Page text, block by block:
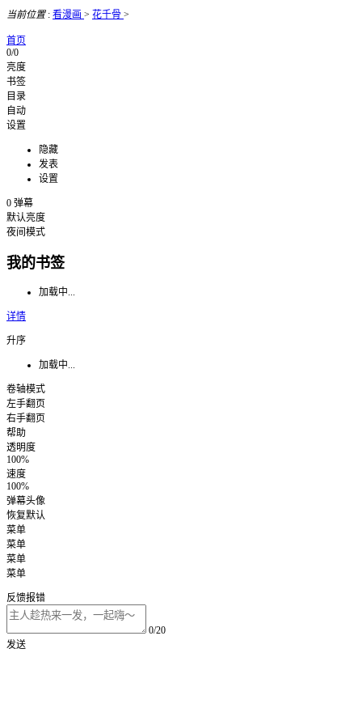
当前位置: 看漫画 > 花千骨 >
首页
0/0
亮度
书签
目录
自动
设置
隐藏
发表
设置
0 弹幕
默认亮度
夜间模式
我的书签
加载中...
详情
升序
加载中...
卷轴模式
左手翻页
右手翻页
帮助
透明度
100%
速度
100%
弹幕头像
恢复默认
菜单
菜单
菜单
菜单
反馈报错
0/20
发送